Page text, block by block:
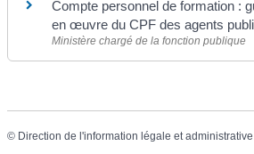
Compte personnel de formation :
en œuvre du CPF des agents
Ministère chargé de la fonction publique
© Direction de l'information légale et administrative